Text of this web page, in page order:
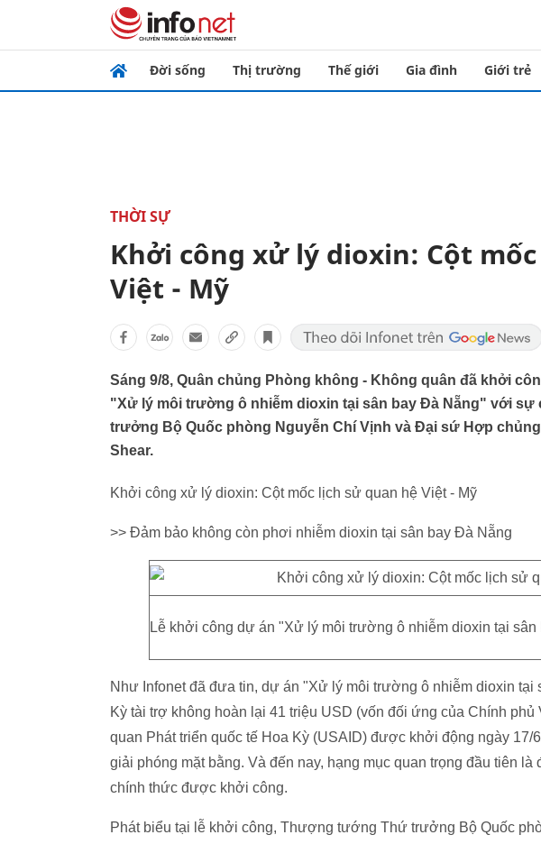
Đời sống Thị trường Thế giới Gia đình Giới trẻ
THỜI SỰ
Khởi công xử lý dioxin: Cột
Việt - Mỹ
Sáng 9/8, Quân chủng Phòng không - Không quân đã khởi
"Xử lý môi trường ô nhiễm dioxin tại sân bay Đà Nẵng" với
trưởng Bộ Quốc phòng Nguyễn Chí Vịnh và Đại sứ Hợp
Shear.
Khởi công xử lý dioxin: Cột mốc lịch sử quan hệ Việt - Mỹ
>> Đảm bảo không còn phơi nhiễm dioxin tại sân bay Đà Nẵng
Lễ khởi công dự án "Xử lý môi trường ô nhiễm dioxin tại
Như Infonet đã đưa tin, dự án "Xử lý môi trường ô nhiễm dioxin
Kỳ tài trợ không hoàn lại 41 triệu USD (vốn đối ứng của Chính
quan Phát triển quốc tế Hoa Kỳ (USAID) được khởi động ngày 17/
giải phóng mặt bằng. Và đến nay, hạng mục quan trọng đầu tiên
chính thức được khởi công.
Phát biểu tại lễ khởi công, Thượng tướng Thứ trưởng Bộ Quốc